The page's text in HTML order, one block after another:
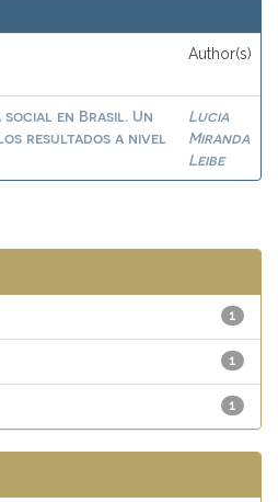
Author(s)
social en Brasil. Un
resultados a nivel
Lucia
Miranda
Leibe
1
1
1